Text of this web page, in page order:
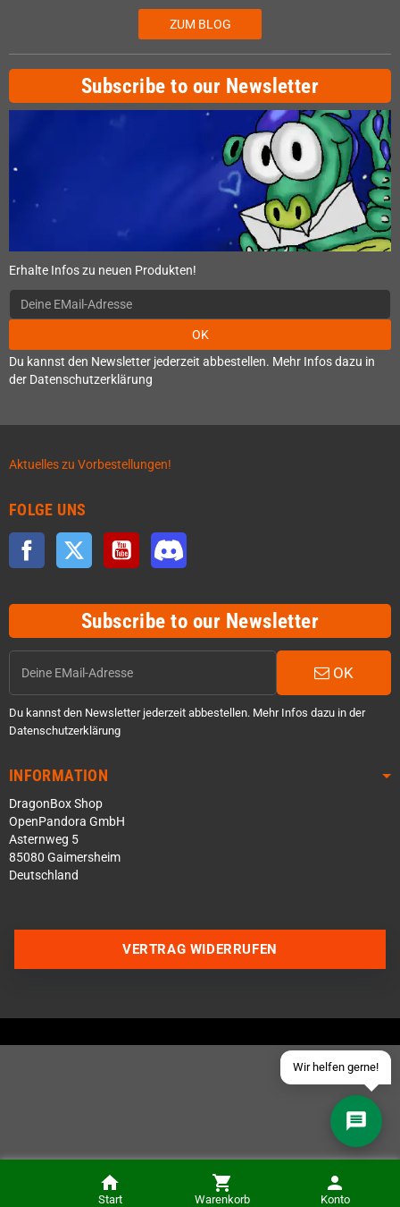
ZUM BLOG
Subscribe to our Newsletter
Erhalte Infos zu neuen Produkten!
OK
Du kannst den Newsletter jederzeit abbestellen. Mehr Infos dazu in
der Datenschutzerklärung
Aktuelles zu Vorbestellungen!
FOLGE UNS
Facebook Twitter YouTube
Subscribe to our Newsletter
OK
Du kannst den Newsletter jederzeit abbestellen. Mehr Infos dazu in der
Datenschutzerklärung
INFORMATION
DragonBox Shop
OpenPandora GmbH
Asternweg 5
85080 Gaimersheim
Deutschland
Start Warenkorb Konto
Wir helfen gerne!
Schick uns eine eMail
VERTRAG WIDERRUFEN